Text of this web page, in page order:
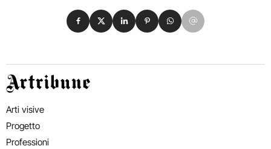
Condividi su Facebook
Condividi su X
Condividi su LinkedIn
Condividi su Pinterest
Condividi su WhatsApp
Condividi su Email
Artribune
Arti visive
Progetto
Professioni